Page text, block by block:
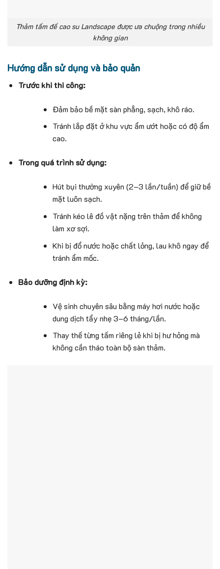
Thảm tấm đế cao su Landscape được ưa chuộng trong nhiều
không gian
Hướng dẫn sử dụng và bảo quản
Trước khi thi công:
Đảm bảo bề mặt sàn phẳng, sạch, khô ráo.
Tránh lắp đặt ở khu vực ẩm ướt hoặc có độ ẩm
cao.
Trong quá trình sử dụng:
Hút bụi thường xuyên (2–3 lần/tuần) để giữ bề
mặt luôn sạch.
Tránh kéo lê đồ vật nặng trên thảm để không
làm xơ sợi.
Khi bị đổ nước hoặc chất lỏng, lau khô ngay để
tránh ẩm mốc.
Bảo dưỡng định kỳ:
Vệ sinh chuyên sâu bằng máy hơi nước hoặc
dung dịch tẩy nhẹ 3–6 tháng/lần.
Thay thế từng tấm riêng lẻ khi bị hư hỏng mà
không cần tháo toàn bộ sàn thảm.